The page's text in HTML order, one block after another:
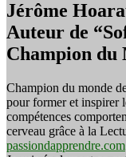
Jérôme
Auteur de
Champion du
Champion du monde
pour former et inspirer
compétences
cerveau grâce à la
passiondapprendre.com